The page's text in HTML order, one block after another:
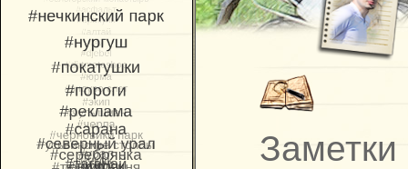
Заметки